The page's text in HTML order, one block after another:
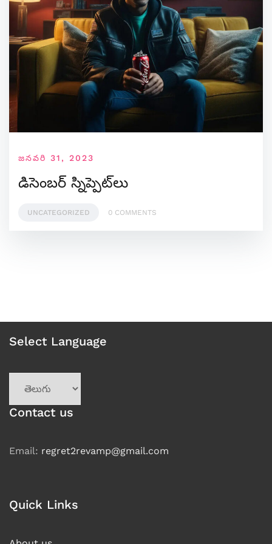
జనవరి 31, 2023
డిసెంబర్ స్నిప్పెట్‌లు
UNCATEGORIZED 0 COMMENTS
Select Language
language
Contact us
Email: regret2revamp@gmail.com
Quick Links